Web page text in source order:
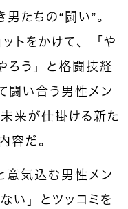
たちの“闘い”。
トをかけて、「や
ろう」と格闘技経
闘い合う男性メン
来が仕掛ける新た
容だ。
意気込む男性メン
い」とツッコミを